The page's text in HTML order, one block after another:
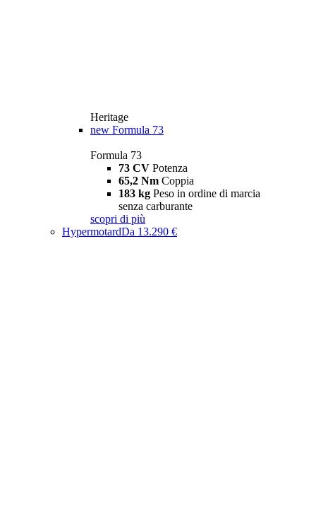
Heritage
new Formula 73
Formula 73
73 CV Potenza
65,2 Nm Coppia
183 kg Peso in ordine di marcia
senza carburante
scopri di più
HypermotardDa 13.290 €